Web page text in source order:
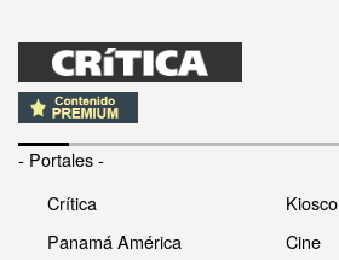
- Portales -
Crítica
Panamá América
Kiosco
Cine